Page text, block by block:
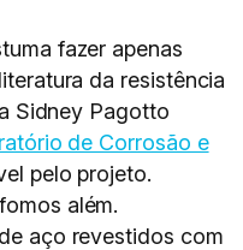
fazer apenas
da resistência
Sidney Pagotto
de Corrosão e
pelo projeto.
além.
aço revestidos com